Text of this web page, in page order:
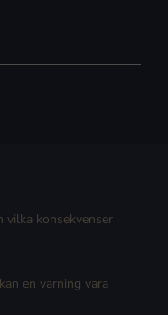
vilka konsekvenser
en varning vara